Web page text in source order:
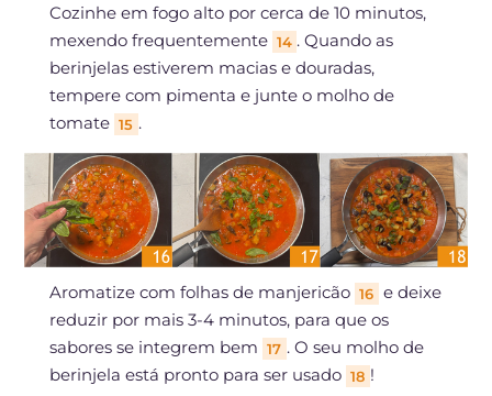
Cozinhe em fogo alto por cerca de 10 minutos,
mexendo frequentemente 14 . Quando as
berinjelas estiverem macias e douradas,
tempere com pimenta e junte o molho de
tomate 15 .
Aromatize com folhas de manjericão 16 e deixe
reduzir por mais 3-4 minutos, para que os
sabores se integrem bem 17 . O seu molho de
berinjela está pronto para ser usado 18 !